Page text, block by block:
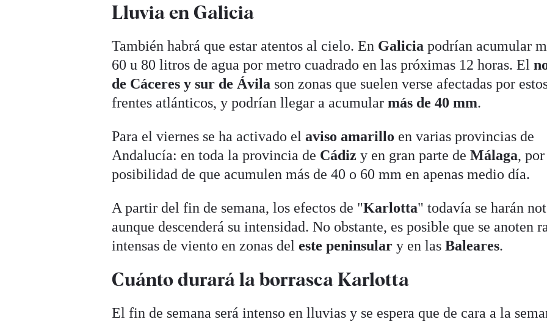
Lluvia en Galicia
También habrá que estar atentos al cielo. En Galicia podrían acumular
60 u 80 litros de agua por metro cuadrado en las próximas 12 horas. El
de Cáceres y sur de Ávila son zonas que suelen verse afectadas por
frentes atlánticos, y podrían llegar a acumularmás de 40 mm.
Para el viernes se ha activado el aviso amarillo en varias provincias de
Andalucía: en toda la provincia de Cádizy en gran parte deMálaga,
posibilidad de que acumulen más de 40 o 60 mm en apenas medio día.
A partir del fin de semana, los efectos de "Karlotta" todavía se harán
aunque descenderá su intensidad. No obstante, es posible que se anoten
intensas de viento en zonas deleste peninsular y en lasBaleares.
Cuánto durará la borrasca Karlotta
El fin de semana será intenso en lluvias y se espera que de cara a la